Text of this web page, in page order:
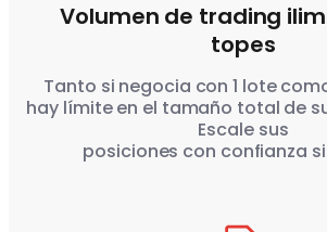
Volumen de trading
topes
Tanto si negocia con 1 lote
hay límite en el tamaño total de
Escale sus
posiciones con confianza